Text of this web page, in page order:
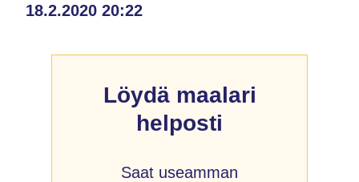
18.2.2020 20:22
Löydä maalari
helposti
Saat useamman